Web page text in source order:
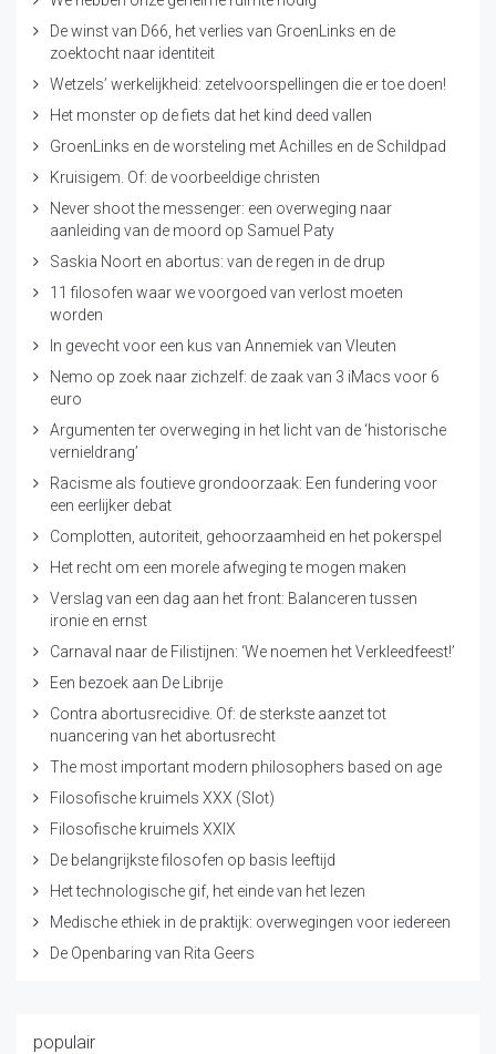
De winst van D66, het verlies van GroenLinks en de
zoektocht naar identiteit
Wetzels’ werkelijkheid: zetelvoorspellingen die er toe doen!
Het monster op de fiets dat het kind deed vallen
GroenLinks en de worsteling met Achilles en de Schildpad
Kruisigem. Of: de voorbeeldige christen
Never shoot the messenger: een overweging naar
aanleiding van de moord op Samuel Paty
Saskia Noort en abortus: van de regen in de drup
11 filosofen waar we voorgoed van verlost moeten
worden
In gevecht voor een kus van Annemiek van Vleuten
Nemo op zoek naar zichzelf: de zaak van 3 iMacs voor 6
euro
Argumenten ter overweging in het licht van de ‘historische
vernieldrang’
Racisme als foutieve grondoorzaak: Een fundering voor
een eerlijker debat
Complotten, autoriteit, gehoorzaamheid en het pokerspel
Het recht om een morele afweging te mogen maken
Verslag van een dag aan het front: Balanceren tussen
ironie en ernst
Carnaval naar de Filistijnen: ‘We noemen het Verkleedfeest!’
Een bezoek aan De Librije
Contra abortusrecidive. Of: de sterkste aanzet tot
nuancering van het abortusrecht
The most important modern philosophers based on age
Filosofische kruimels XXX (Slot)
Filosofische kruimels XXIX
De belangrijkste filosofen op basis leeftijd
Het technologische gif, het einde van het lezen
Medische ethiek in de praktijk: overwegingen voor iedereen
De Openbaring van Rita Geers
populair